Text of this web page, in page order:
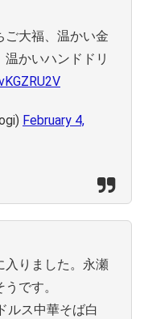
ご大福、温かい金
かいハンドドリ
February 4,
入りました。永瀬
です。
ルス中華そば白